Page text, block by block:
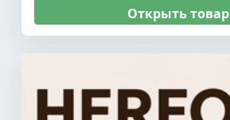
Открыть товар